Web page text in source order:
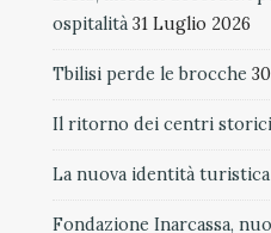
ospitalità 31 Luglio 2026
Tbilisi perde le brocche
Il ritorno dei centri storici
La nuova identità turistica
Fondazione Inarcassa,